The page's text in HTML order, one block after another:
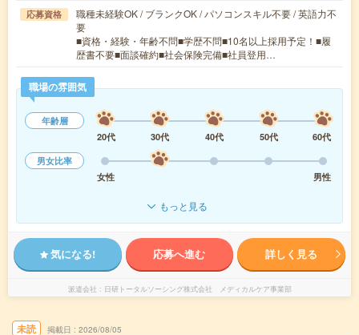
応募資格
職種未経験OK / ブランクOK / パソコンスキル不要 / 英語力不
要
■資格・経験・年齢不問■学歴不問■10名以上採用予定！■履
歴書不要■面談確約■社会保険完備■社員登用…
職場の雰囲気
年齢層
20代
30代 40代 50代
60代
男女比率
女性
男性
もっと見る
気になる! 応募へ進む 詳しく見る
派遣会社 日研トータルソーシング株式会社 メディカルケア事業部
未読 掲載日 2026/08/05